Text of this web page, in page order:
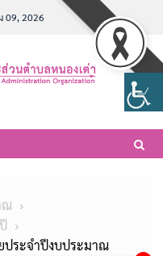
09, 2026
ณ
ประจำปีงบประมาณ